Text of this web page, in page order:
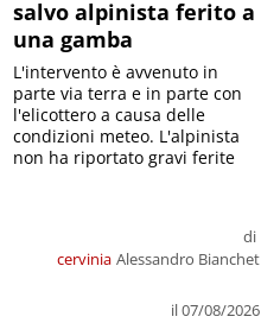
salvo alpinista ferito a
una gamba
cervinia
di
Alessandro Bianchet
il 07/08/2026
L'intervento è avvenuto in
parte via terra e in parte con
l'elicottero a causa delle
condizioni meteo. L'alpinista
non ha riportato gravi ferite